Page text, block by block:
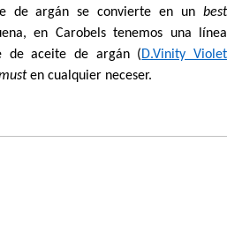
de argán se convierte en un best
en Carobels tenemos una línea
de aceite de argán (D.Vinity Violet
en cualquier neceser.